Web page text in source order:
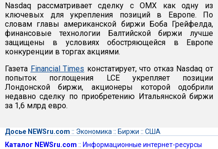
Nasdaq рассматривает сделку с ОМХ как одну из
ключевых для укрепления позиций в Европе. По
словам главы американской биржи Боба Грейфелда,
финансовые технологии Балтийской биржи лучше
защищены в условиях обостряющейся в Европе
конкуренции в торгах акциями.
Газета Financial Times констатирует, что отказ Nasdaq от
попыток поглощения LCE укрепляет позиции
Лондонской биржи, акционеры которой одобрили
недавно сделку по приобретению Итальянской биржи
за 1,6 млрд евро.
Досье NEWSru.com :: Экономика :: Биржи :: США
Каталог NEWSru.com :: Информационные интернет-ресурсы